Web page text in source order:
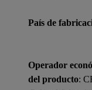
País de
Operador
del producto: